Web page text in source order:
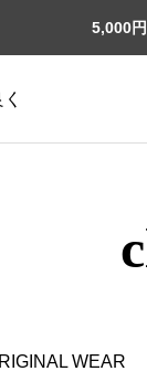
5,000
WEAR